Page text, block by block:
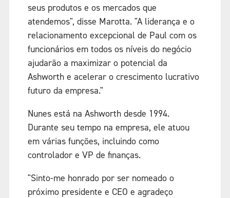
seus produtos e os mercados que
atendemos", disse Marotta. "A liderança e o
relacionamento excepcional de Paul com os
funcionários em todos os níveis do negócio
ajudarão a maximizar o potencial da
Ashworth e acelerar o crescimento lucrativo
futuro da empresa."
Nunes está na Ashworth desde 1994.
Durante seu tempo na empresa, ele atuou
em várias funções, incluindo como
controlador e VP de finanças.
"Sinto-me honrado por ser nomeado o
próximo presidente e CEO e agradeço